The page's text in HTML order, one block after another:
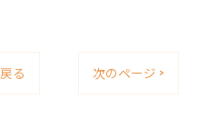
る 次のページ >